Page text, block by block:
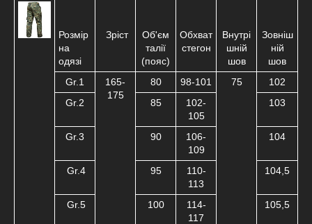
Розмір
на
одязі
Зріст
Об'єм
талії
(пояс)
Обхват
стегон
Внутрі
шній
шов
Зовніш
ній
шов
Gr.1
165-
175
80 98-101 75
102
Gr.2
85
102-
105
103
Gr.3 90
106-
109
104
Gr.4 95
110-
113
104,5
Gr.5 100
114-
117
105,5